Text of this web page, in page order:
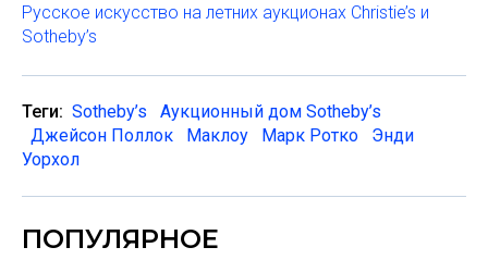
Русское искусство на летних аукционах Christie’s и
Sotheby’s
Теги: Sotheby’s
Аукционный дом Sotheby’s
Джейсон Поллок
Маклоу Марк Ротко
Энди
Уорхол
ПОПУЛЯРНОЕ